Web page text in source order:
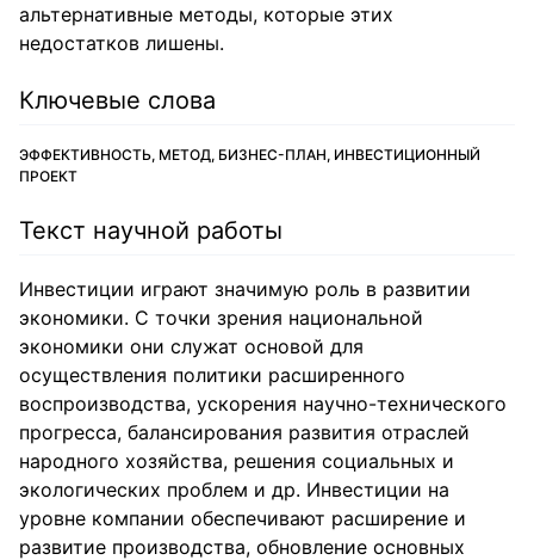
альтернативные методы, которые этих
недостатков лишены.
Ключевые слова
ЭФФЕКТИВНОСТЬ, МЕТОД, БИЗНЕС-ПЛАН, ИНВЕСТИЦИОННЫЙ
ПРОЕКТ
Текст научной работы
Инвестиции играют значимую роль в развитии
экономики. С точки зрения национальной
экономики они служат основой для
осуществления политики расширенного
воспроизводства, ускорения научно-технического
прогресса, балансирования развития отраслей
народного хозяйства, решения социальных и
экологических проблем и др. Инвестиции на
уровне компании обеспечивают расширение и
развитие производства, обновление основных